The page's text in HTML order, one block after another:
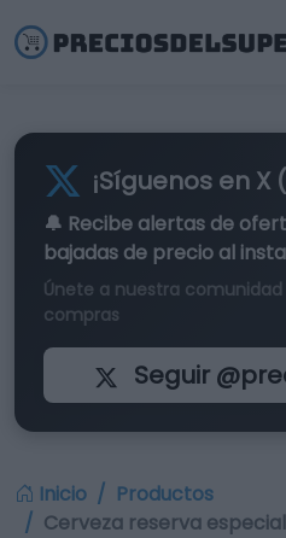
¡Síguenos en X
🔔 Recibe alertas de
bajadas de precio al
Únete a nuestra
compras
Seguir
Inicio
Productos
Cerveza reserva